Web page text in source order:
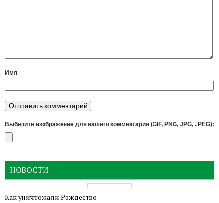
Имя
Выберите изображение для вашего комментария (GIF, PNG, JPG, JPEG):
НОВОСТИ
Как уничтожали Рождество